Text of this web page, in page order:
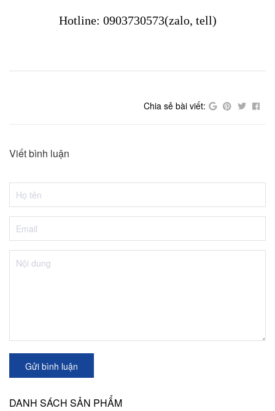
DANH SÁCH SẢN PHẨM
Hotline: 0903730573(zalo, tell)
Chia sẻ bài viết:
Viết bình luận
Gửi bình luận